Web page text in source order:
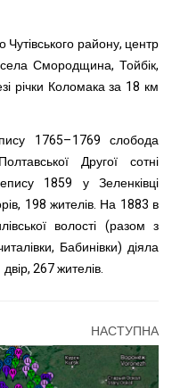
району, центр
села Смородщина, Тойбік,
річки Коломака за 18 км
1765–1769 слобода
Другої сотні
1859 у Зеленківці
198 жителів. На 1883 в
волості (разом з
Бабинівки) діяла
267 жителів.
НАСТУПНА